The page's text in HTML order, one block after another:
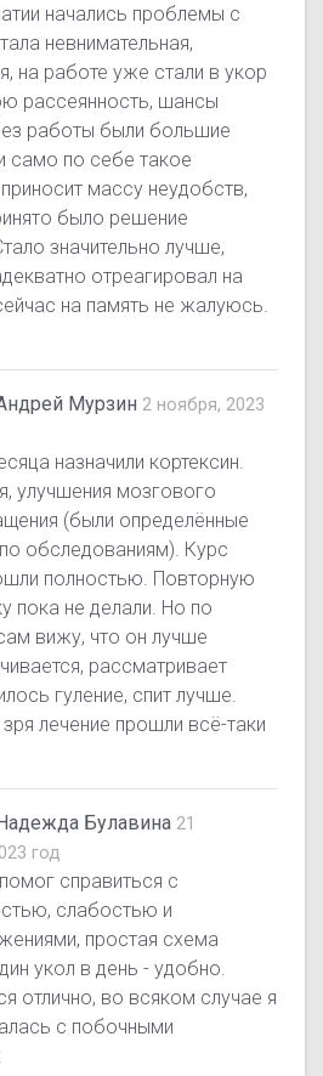
начались проблемы с
невнимательная,
на работе уже стали в укор
рассеянность, шансы
работы были большие
само по себе такое
массу неудобств,
было решение
значительно лучше,
отреагировал на
на память не жалуюсь.
Мурзин 2 ноября, 2023
назначили кортексин.
улучшения мозгового
(были определённые
обследованиям). Курс
полностью. Повторную
пока не делали. Но по
вижу, что он лучше
рассматривает
гуление, спит лучше.
лечение прошли всё-таки
Булавина 21
год
справиться с
слабостью и
простая схема
укол в день - удобно.
отлично, во всяком случае я
с побочными